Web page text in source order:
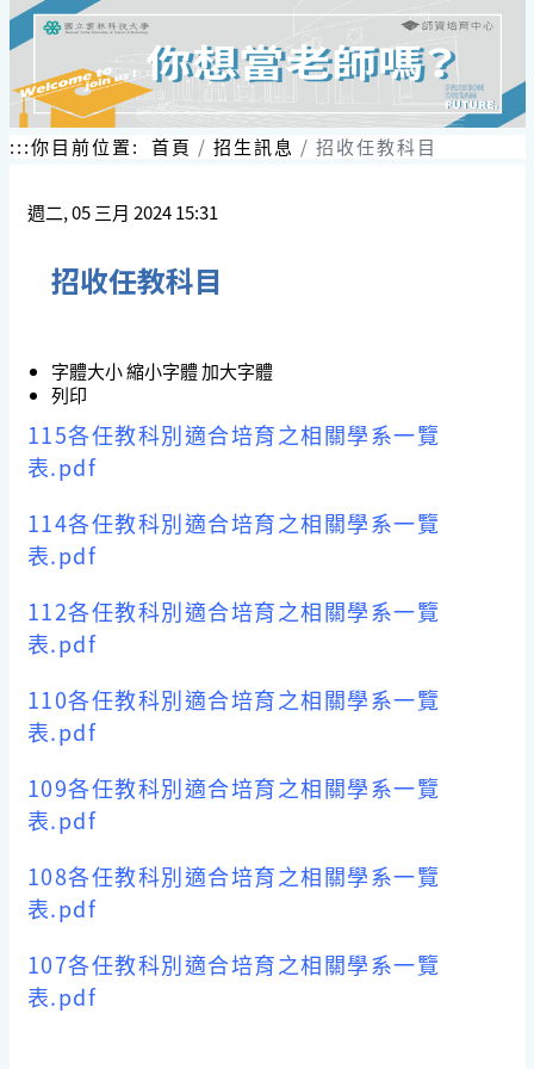
:::你目前位置: 首頁 招生訊息 招收任教科目
週二, 05 三月 2024 15:31
招收任教科目
字體大小縮小字體加大字體
列印
115各任教科別適合培育之相關學系一覽
表.pdf
114各任教科別適合培育之相關學系一覽
表.pdf
112各任教科別適合培育之相關學系一覽
表.pdf
110各任教科別適合培育之相關學系一覽
表.pdf
109各任教科別適合培育之相關學系一覽
表.pdf
108各任教科別適合培育之相關學系一覽
表.pdf
107各任教科別適合培育之相關學系一覽
表.pdf